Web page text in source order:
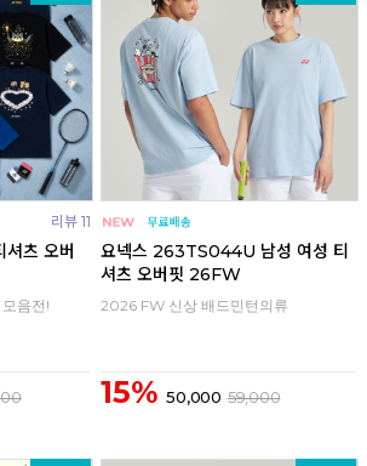
리뷰 11
츠 오버
음전!
요넥스 263TS044U 남성 여성 티
셔츠 오버핏 26FW
2026 FW 신상 배드민턴의류
15% 50,000 59,000